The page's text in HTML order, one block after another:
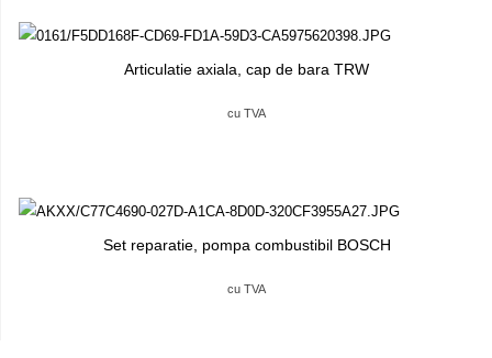
Articulatie axiala, cap de bara TRW
cu TVA
Set reparatie, pompa combustibil BOSCH
cu TVA